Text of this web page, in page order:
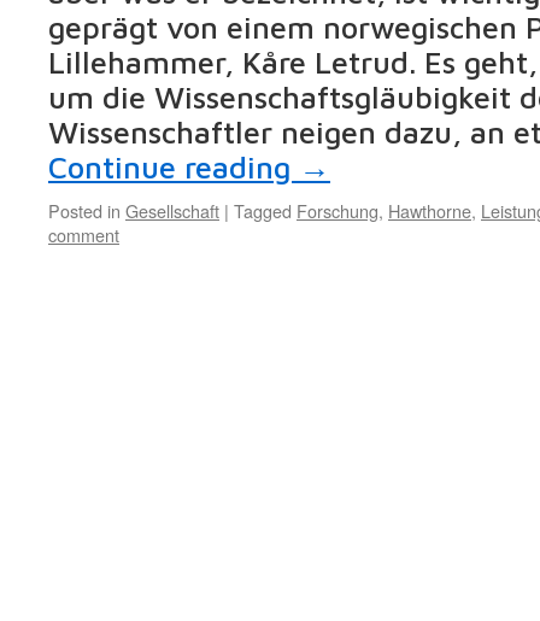
geprägt von einem norwegischen
Lillehammer, Kåre Letrud. Es
um die Wissenschaftsgläubigkeit
Wissenschaftler neigen dazu, an
Continue reading →
Posted in Gesellschaft | Tagged Forschung, Hawthorne,
comment